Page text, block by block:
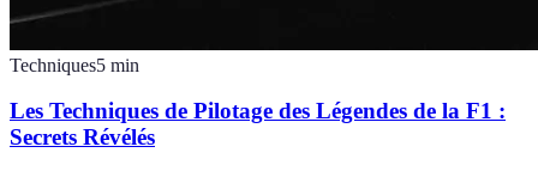
Techniques5 min
Les Techniques de Pilotage des Légendes de la F1 :
Secrets Révélés